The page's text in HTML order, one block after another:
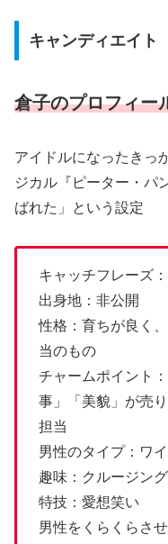
キャンディエイ
倉子のプロフィー
アイドルになったきっ
ジカル『ピーター・パ
ばれた」という設定
キャッチフレーズ
出身地：非公開
性格：育ちが良く
当のもの
チャームポイント
事」「美貌」が売
担当
男性のタイプ：ワ
趣味：クルージング
特技：愛想笑い
男性をくらくらさ